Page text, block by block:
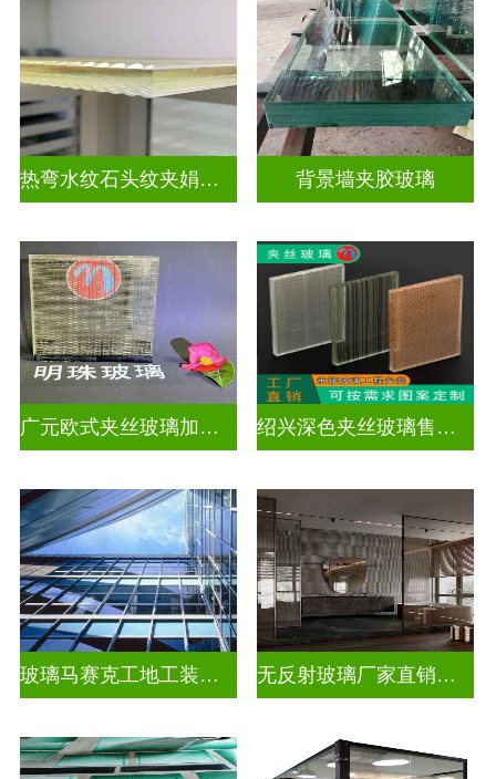
热弯水纹石头纹夹娟夹丝玻璃 背景墙夹胶玻璃
广元欧式夹丝玻璃加工店 绍兴深色夹丝玻璃售价多少
玻璃马赛克工地工装装饰玻璃 无反射玻璃厂家直销批发